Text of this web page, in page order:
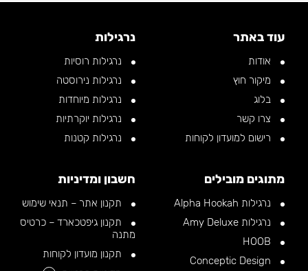
עוד באתר
אודות
מיקור חוץ
בלוג
צרו קשר
רישום למועדון לקוחות
נרגילות
נרגילות רוסיות
נרגילות נירוסטה
נרגילות מיוחדות
נרגילות יוקרתיות
נרגילות קטנות
מתוגים מובילים
נרגילות Alpha Hookah
נרגילות Amy Deluxe
חשבון ומדיניות
תקנון אתר – תנאי שימוש
תקנון גיפטכארד – כרטיס
מתנה
תקנון מועדון לקוחות